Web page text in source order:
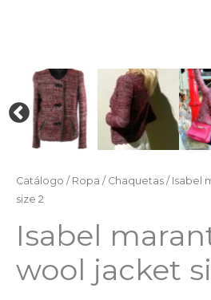
Catálogo / Ropa / Chaquetas / Isabel
size 2
Isabel
wool jacket